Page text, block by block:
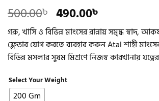
500.00৳ Original
price
was:
500.00৳ .
490.00৳
price
is:
490.00৳ .
গরু, খাসি ও বিভিন্ন মাংসের রান্নায় সমৃদ্ধ স্বাদ,
ফ্লেভার যোগ করতে ব্যবহার করুন Atal শাহী
বিভিন্ন মসলার সুষম মিশ্রণে নিজস্ব কারখানায় যত্নের
Select Your Weight
200 Gm